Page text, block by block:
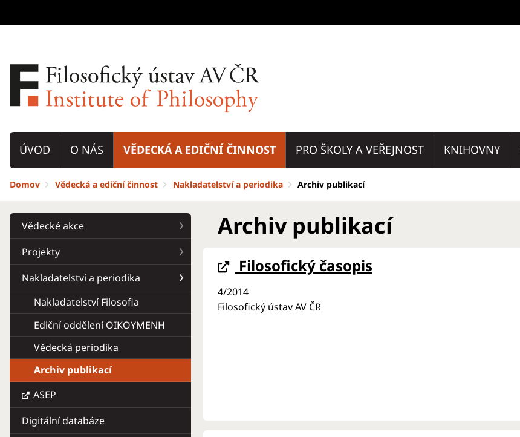
ÚVOD O NÁS VĚDECKÁ A EDIČNÍ ČINNOST PRO ŠKOLY A VEŘEJNOST KNIHOVNY
Domov Vědecká a ediční činnost Nakladatelství a periodika Archiv publikací
Vědecké akce
Projekty
Nakladatelství a periodika
Nakladatelství Filosofia
Ediční oddělení OIKOYMENH
Vědecká periodika
Archiv publikací
ASEP
Digitální databáze
Archiv publikací
Filosofický časopis
4/2014
Filosofický ústav AV ČR